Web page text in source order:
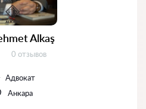
Alkaş
Отзывов:
0 отзывов
Адвокат
Анкара